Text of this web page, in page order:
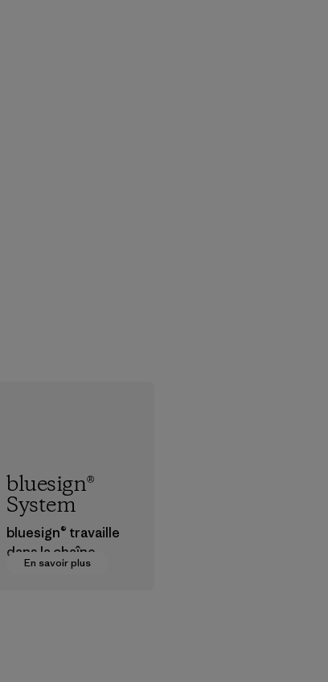
En savoir plus
bluesign®
System
bluesign® travaille
dans la chaîne
d’approvisionneme